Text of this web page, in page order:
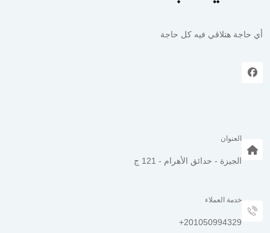
أي حاجة هتلاقي فيه كل حاجة
العنوان
الجيزة - حدائق الأهرام - 121 ج
خدمة العملاء